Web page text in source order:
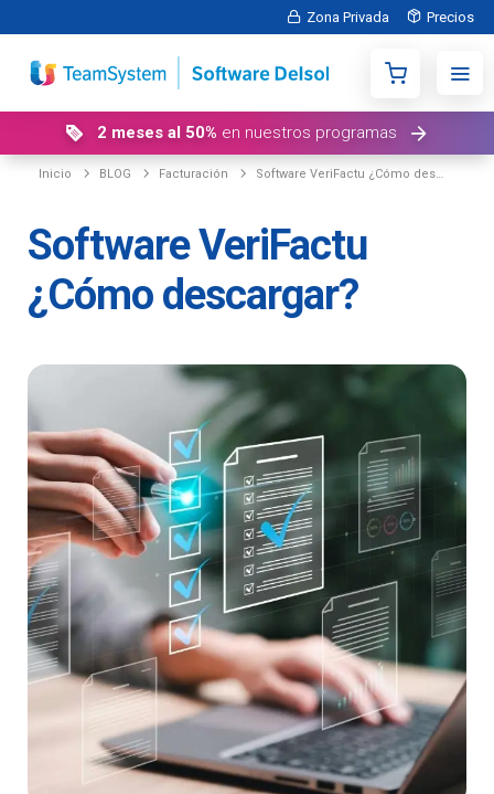
Zona Privada Precios
2 meses al 50% en nuestros programas
Inicio BLOG Facturación Software VeriFactu ¿Cómo descargar?
Software VeriFactu
¿Cómo descargar?